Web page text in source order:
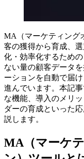
MA（マーケティング
客の獲得から育成、
化・効率化するため
ない量の顧客データ
ーションを自動で届
進んでいます。本記
な機能、導入のメリ
ダーの育成といった
説します。
MA（マーケ